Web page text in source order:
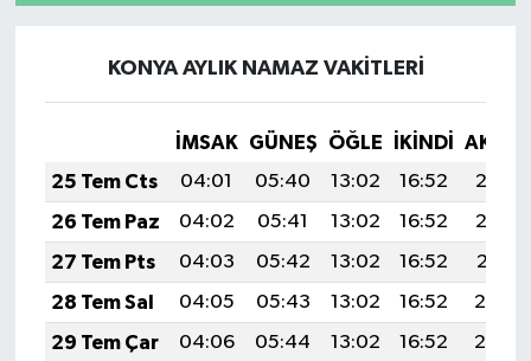
KONYA AYLIK NAMAZ VAKITLERI
İMSAK GÜNEŞ ÖĞLE İKINDI
25 Tem Cts
04:01 05:40 13:02 16:52
20:13
26 Tem Paz
04:02 05:41 13:02 16:52
20:12
27 Tem Pts
04:03 05:42 13:02 16:52
20:11
28 Tem Sal
04:05 05:43 13:02 16:52
20:10
29 Tem Çar
04:06 05:44 13:02 16:52
20:10